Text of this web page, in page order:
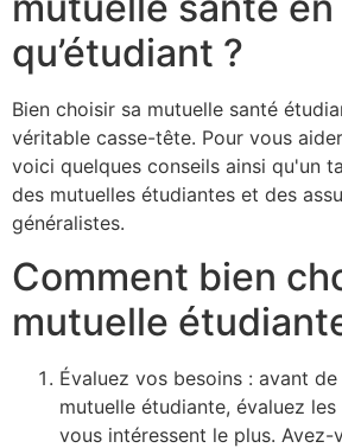
qu’étudiant ?
Bien choisir sa mutuelle santé
véritable casse-tête. Pour vous
voici quelques conseils ainsi qu'un
des mutuelles étudiantes et des
généralistes.
Comment bien
mutuelle
Évaluez vos besoins : avant
mutuelle étudiante, évaluez
vous intéressent le plus. Avez-